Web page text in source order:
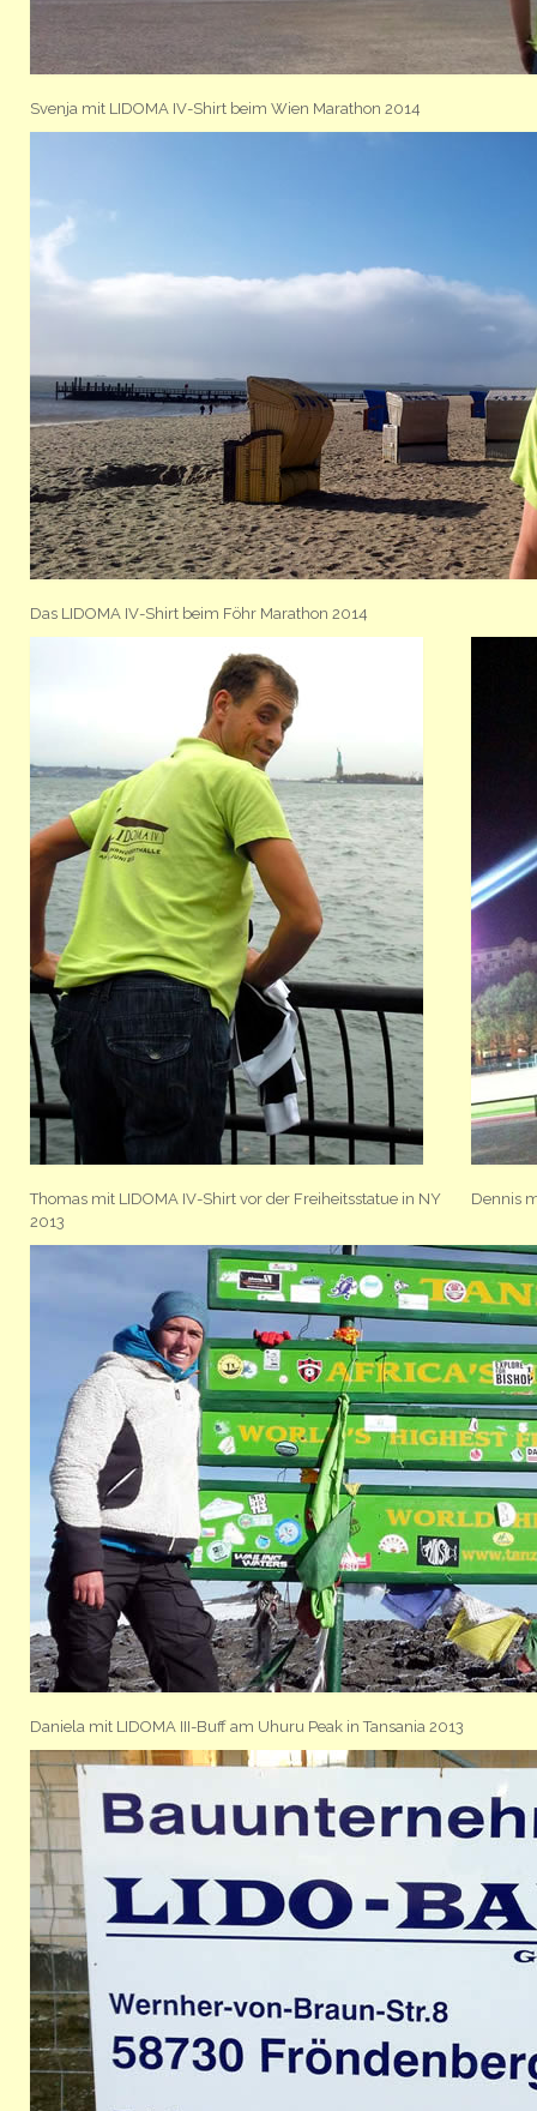
Svenja mit LIDOMA IV-Shirt beim Wien Marathon 2014
Das LIDOMA IV-Shirt beim Föhr Marathon 2014
Thomas mit LIDOMA IV-Shirt vor der Freiheitsstatue in NY
2013
Dennis
Daniela mit LIDOMA III-Buff am Uhuru Peak in Tansania 2013